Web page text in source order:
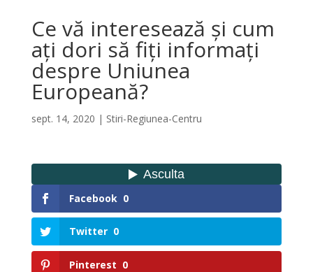
Ce vă interesează și cum
ați dori să fiți informați
despre Uniunea
Europeană?
sept. 14, 2020 | Stiri-Regiunea-Centru
Facebook 0
Twitter 0
Pinterest 0